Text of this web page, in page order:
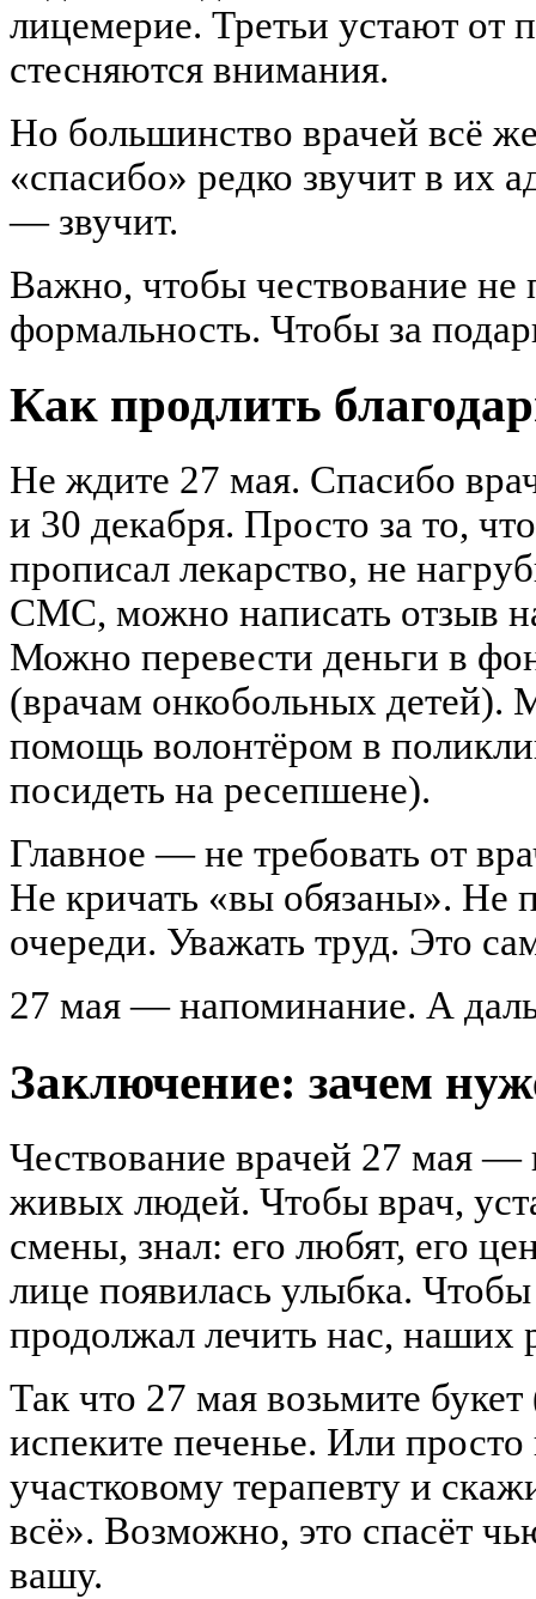
лицемерие. Третьи устают от
стесняются внимания.
Но большинство врачей всё
«спасибо» редко звучит в их
— звучит.
Важно, чтобы чествование не
формальность. Чтобы за
Как продлить
Не ждите 27 мая. Спасибо
и 30 декабря. Просто за то,
прописал лекарство, не
СМС, можно написать отзыв
Можно перевести деньги в
(врачам онкобольных
помощь волонтёром в
посидеть на ресепшене).
Главное — не требовать от
Не кричать «вы обязаны». Не
очереди. Уважать труд. Это
27 мая — напоминание. А
Заключение: зачем
Чествование врачей 27 мая —
живых людей. Чтобы врач,
смены, знал: его любят, его
лице появилась улыбка.
продолжал лечить нас, наших
Так что 27 мая возьмите
испеките печенье. Или
участковому терапевту и
всё». Возможно, это спасёт
вашу.